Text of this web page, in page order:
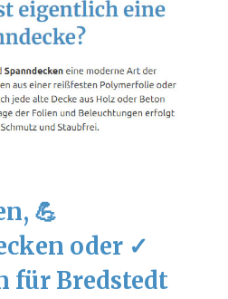
💪
oder ✓
für Bredstedt